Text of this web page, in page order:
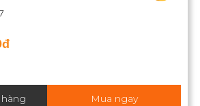
Mua ngay